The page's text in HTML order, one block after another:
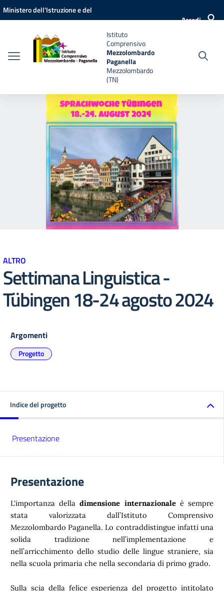
Vai ai contenuti
Vai al menu di navigazione
Vai al footer
Ministero dell'Istruzione e del
Accedi
Istituto
Comprensivo
Mezzolombardo
Paganella
Mezzolombardo
(TN)
ALTRO
Settimana Linguistica -
Tübingen 18-24 agosto 2024
Argomenti
Progetto
Indice del progetto
Presentazione
Presentazione
L'importanza delladimensione internazionaleè sempre
stata valorizzata dall’Istituto Comprensivo
Mezzolombardo Paganella. Lo contraddistingue infatti una
solida tradizione nell’implementazione e
nell’arricchimento dello studio delle lingue straniere, sia
nella scuola primaria che nella secondaria di primo grado.
Sulla scia della felice esperienza del progetto intitolato